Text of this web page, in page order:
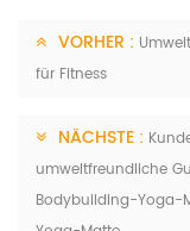
VORHER :
für Fitness
NÄCHSTE :
umweltfreundliche
Bodybuilding-Yoga-